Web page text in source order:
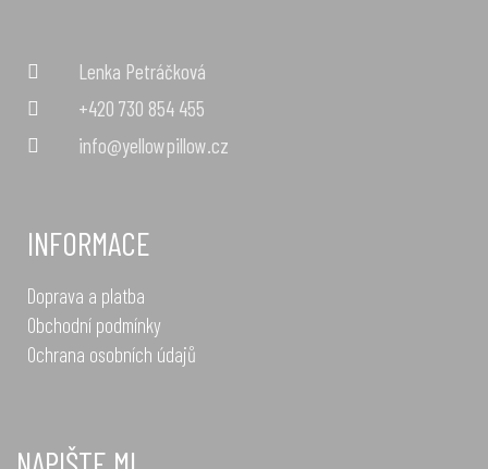
Lenka Petráčková
+420 730 854 455
info@yellowpillow.cz
INFORMACE
Doprava a platba
Obchodní podmínky
Ochrana osobních údajů